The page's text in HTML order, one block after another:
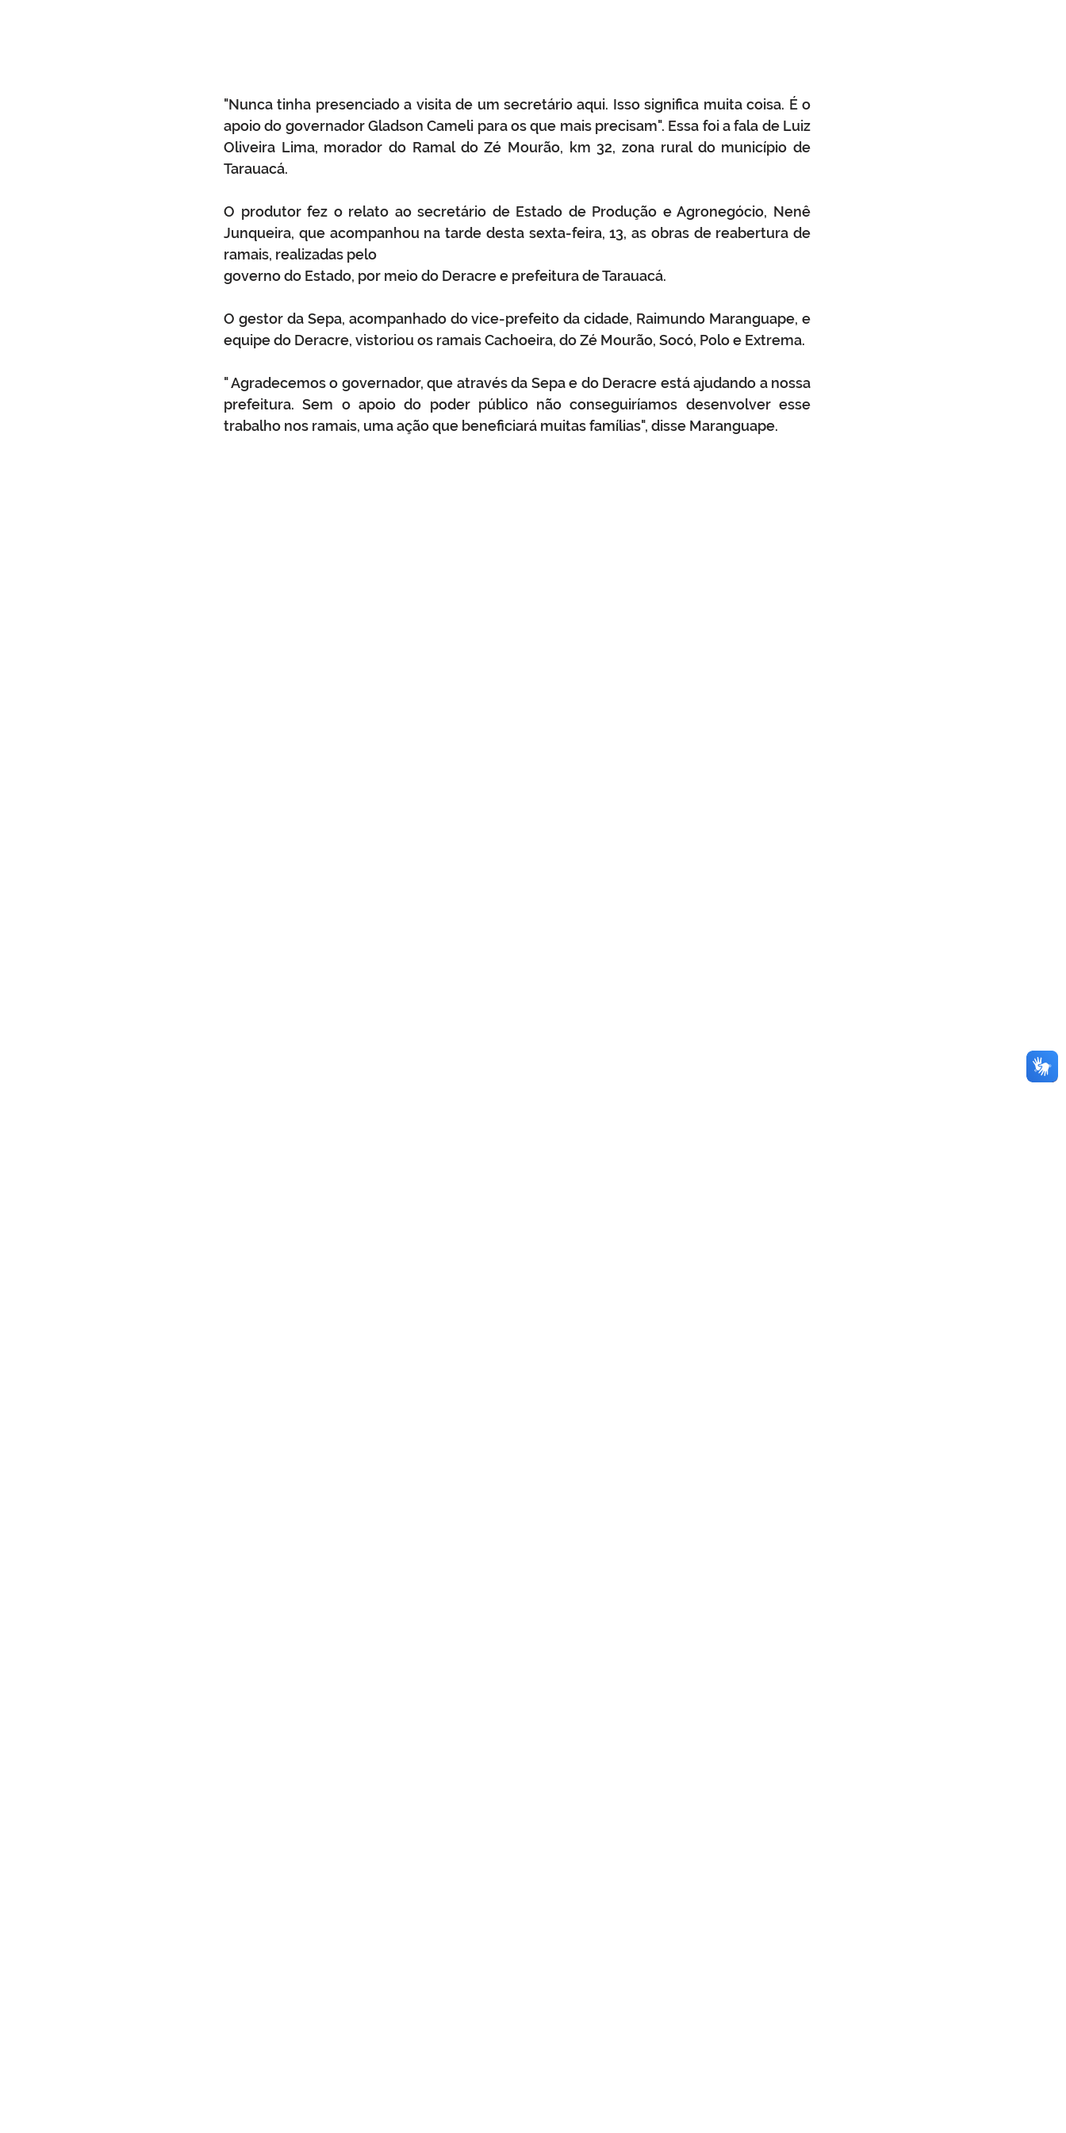
"Nunca tinha presenciado a visita de um secretário aqui. Isso significa muita coisa. É o
apoio do governador Gladson Cameli para os que mais precisam". Essa foi a fala de Luiz
Oliveira Lima, morador do Ramal do Zé Mourão, km 32, zona rural do município de
Tarauacá.
O produtor fez o relato ao secretário de Estado de Produção e Agronegócio, Nenê
Junqueira, que acompanhou na tarde desta sexta-feira, 13, as obras de reabertura de
ramais, realizadas pelo
governo do Estado, por meio do Deracre e prefeitura de Tarauacá.
O gestor da Sepa, acompanhado do vice-prefeito da cidade, Raimundo Maranguape, e
equipe do Deracre, vistoriou os ramais Cachoeira, do Zé Mourão, Socó, Polo e Extrema.
" Agradecemos o governador, que através da Sepa e do Deracre está ajudando a nossa
prefeitura. Sem o apoio do poder público não conseguiríamos desenvolver esse
trabalho nos ramais, uma ação que beneficiará muitas famílias", disse Maranguape.